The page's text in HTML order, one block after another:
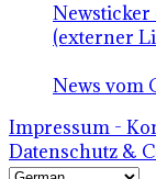
Newsticker
(externer
News vom
Impressum -
Datenschutz &